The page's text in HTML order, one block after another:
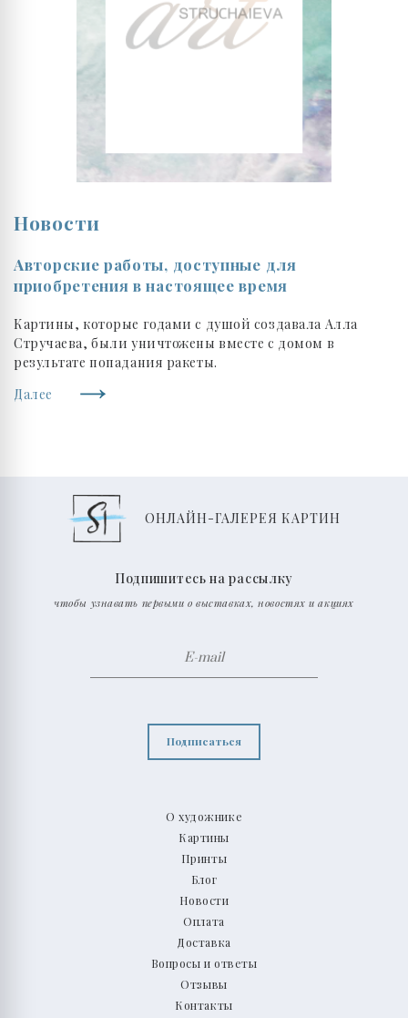
Новости
Авторские работы, доступные для
приобретения в настоящее время
Картины, которые годами с душой создавала Алла
Стручаева, были уничтожены вместе с домом в
результате попадания ракеты.
Далее
ОНЛАЙН-ГАЛЕРЕЯ КАРТИН
О художнике
Картины
Принты
Блог
Новости
Оплата
Доставка
Вопросы и ответы
Отзывы
Контакты
Подпишитесь на рассылку
чтобы узнавать первыми о выставках, новостях и акциях
Подписаться